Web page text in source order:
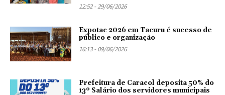
12:52 - 29/06/2026
Expotac 2026 em Tacuru é sucesso de
público e organização
16:13 - 09/06/2026
Prefeitura de Caracol deposita 50% do
13º Salário dos servidores municipais